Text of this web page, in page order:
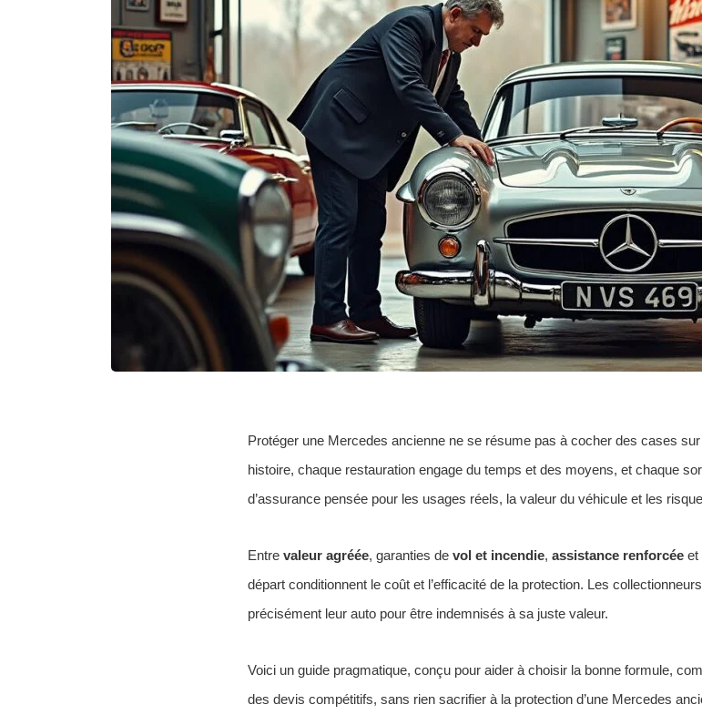
Protéger une Mercedes ancienne ne se résume pas à cocher des cases
histoire, chaque restauration engage du temps et des moyens, et chaque
d’assurance pensée pour les usages réels, la valeur du véhicule et les
Entre valeur agréée, garanties de vol et incendie, assistance renforcée et
départ conditionnent le coût et l’efficacité de la protection. Les
précisément leur auto pour être indemnisés à sa juste valeur.
Voici un guide pragmatique, conçu pour aider à choisir la bonne formule,
des devis compétitifs, sans rien sacrifier à la protection d’une Mercedes